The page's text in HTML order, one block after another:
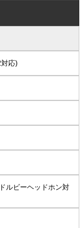
応)
ルビーヘッドホン対